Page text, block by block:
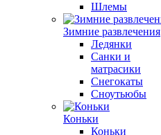
Шлемы
Зимние развлечения
Ледянки
Санки и
матрасики
Снегокаты
Сноутьюбы
Коньки
Коньки